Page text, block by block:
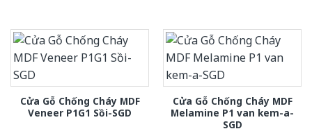
Cửa Gỗ Chống Cháy MDF
Veneer P1G1 Sồi-SGD
Cửa Gỗ Chống Cháy MDF
Melamine P1 van kem-a-
SGD